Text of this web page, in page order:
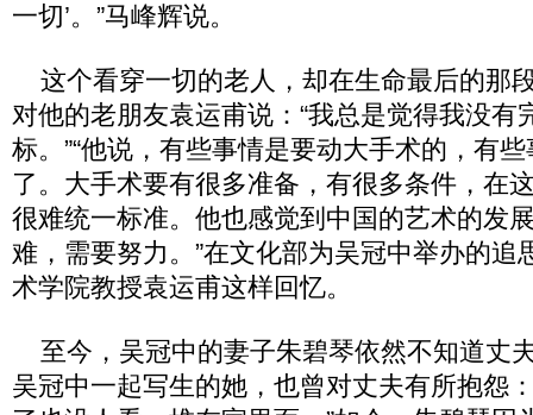
一切’。”马峰辉说。
这个看穿一切的老人，却在生命最后的那
对他的老朋友袁运甫说：“我总是觉得我没有
标。”“他说，有些事情是要动大手术的，有
了。大手术要有很多准备，有很多条件，在
很难统一标准。他也感觉到中国的艺术的发
难，需要努力。”在文化部为吴冠中举办的追
术学院教授袁运甫这样回忆。
至今，吴冠中的妻子朱碧琴依然不知道丈
吴冠中一起写生的她，也曾对丈夫有所抱怨